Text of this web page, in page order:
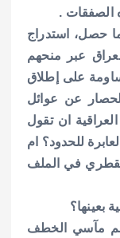
الصفقات .
حصل، استدراج
عبر منحهم
على إطلاق
عن عوائل
ان تقول
للحدود؟ ام
القطري في الملف
بعينها؟
مآسي الخطف